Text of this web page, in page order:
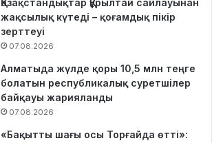
Қазақстандықтар Құрылтай сайлауынан
жақсылық күтеді – қоғамдық пікір
зерттеуі
07.08.2026
Алматыда жүлде қоры 10,5 млн теңге
болатын республикалық суретшілер
байқауы жарияланды
07.08.2026
«Бақытты шағы осы Торғайда өтті»: